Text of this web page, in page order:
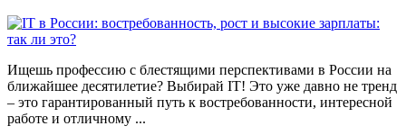
Ищешь профессию с блестящими перспективами в России на
ближайшее десятилетие? Выбирай IT! Это уже давно не тренд
– это гарантированный путь к востребованности, интересной
работе и отличному ...